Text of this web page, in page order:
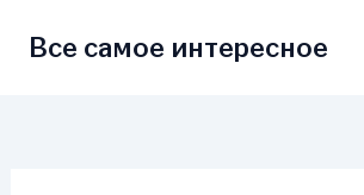
Все самое интересное